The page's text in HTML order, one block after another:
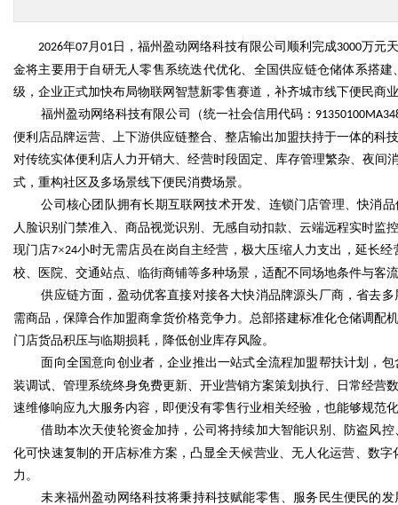
2026年07月 01 日 ，福州盈动网络科技有限公司顺利完成3000万元
金将主要用于自研无人零售系统迭代优化、全国供应链仓储体系搭
级，企业正式加快布局物联网智慧新零售赛道，补齐城市线下便民商
福州盈动网络科技有限公司（统一社会信用代码：
便利店品牌运营、上下游供应链整合、整店输出加盟扶持于一体的科
对传统实体便利店人力开销大、经营时段固定、库存管理繁杂、夜间
式，重构社区及多场景线下便民消费场景。
公司核心团队拥有长期互联网技术开发、连锁门店管理、快消
人脸识别门禁准入、商品视觉识别、无感自动扣款、云端远程实时
现门店7×24小时无需店员在岗自主经营，极大压缩人力支出，延长
校、医院、交通站点、临街商铺等多种场景，适配不同场地条件与客
供应链方面，盈动优客直接对接各大快消品牌源头厂商，省去
需商品，保障合作加盟商拿货价格竞争力。总部搭建标准化仓储调配
门店货品积压与临期损耗，降低创业库存风险。
面向全国意向创业者，企业推出一站式全流程加盟帮扶计划，
装调试、管理系统终身免费更新、开业营销方案策划执行、日常经营
速维修响应九大服务内容，即便没有零售行业相关经验，也能够规范
借助本次天使轮资金加持，公司将持续加大智能识别、防盗风
化可快速复制的开店标准方案，凸显全天候营业、无人化运营、数
力。
未来福州盈动网络科技将秉持科技赋能零售、服务民生便民的